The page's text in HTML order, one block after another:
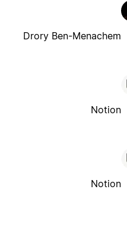
Drory Ben-Menachem
Notion
Notion